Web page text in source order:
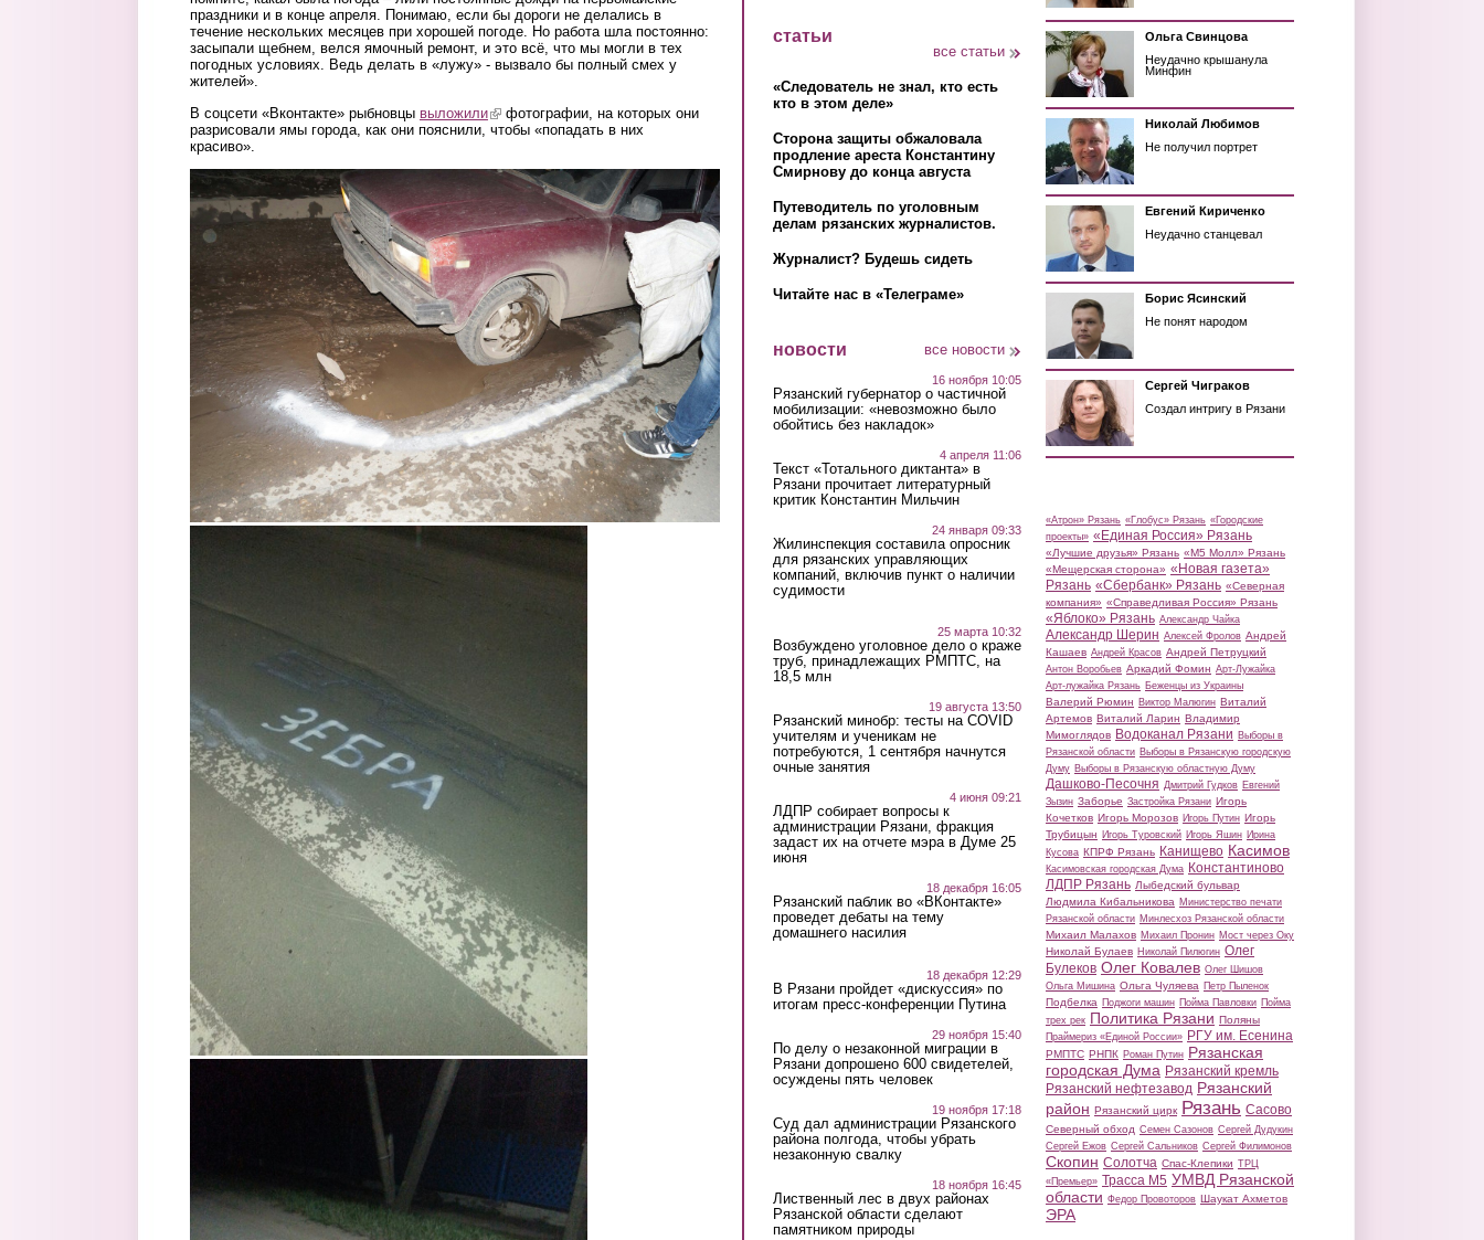
праздники и в конце апреля. Понимаю, если бы дороги не делались в
течение нескольких месяцев при хорошей погоде. Но работа шла постоянно:
засыпали щебнем, велся ямочный ремонт, и это всё, что мы могли в тех
погодных условиях. Ведь делать в «лужу» - вызвало бы полный смех у
жителей».
В соцсети «Вконтакте» рыбновцы выложили(link is external)
фотографии, на которых они
разрисовали ямы города, как они пояснили, чтобы «попадать в них
красиво».
2.jpg
статьи
все статьи
«Следователь не знал, кто есть
кто в этом деле»
Сторона защиты обжаловала
продление ареста Константину
Смирнову до конца августа
Путеводитель по уголовным
делам рязанских журналистов.
Журналист? Будешь сидеть
Читайте нас в «Телеграме»
новости все новости
16 ноября 10:05
Рязанский губернатор о частичной
мобилизации: «невозможно было
обойтись без накладок»
4 апреля 11:06
Текст «Тотального диктанта» в
Рязани прочитает литературный
критик Константин Мильчин
24 января 09:33
Жилинспекция составила опросник
для рязанских управляющих
компаний, включив пункт о наличии
судимости
25 марта 10:32
Возбуждено уголовное дело о краже
труб, принадлежащих РМПТС, на
18,5 млн
19 августа 13:50
Рязанский минобр: тесты на COVID
учителям и ученикам не
потребуются, 1 сентября начнутся
очные занятия
4 июня 09:21
ЛДПР собирает вопросы к
администрации Рязани, фракция
задаст их на отчете мэра в Думе 25
июня
18 декабря 16:05
Рязанский паблик во «ВКонтакте»
проведет дебаты на тему
домашнего насилия
18 декабря 12:29
В Рязани пройдет «дискуссия» по
итогам пресс-конференции Путина
29 ноября 15:40
По делу о незаконной миграции в
Рязани допрошено 600 свидетелей,
осуждены пять человек
19 ноября 17:18
Суд дал администрации Рязанского
района полгода, чтобы убрать
незаконную свалку
18 ноября 16:45
Лиственный лес в двух районах
Рязанской области сделают
памятником природы
Ольга Свинцова
Неудачно крышанула
Минфин
Николай Любимов
Не получил портрет
Евгений Кириченко
Неудачно станцевал
Борис Ясинский
Не понят народом
Сергей Чиграков
Создал интригу в Рязани
«Атрон» Рязань «Глобус» Рязань «Городские
проекты» «Единая Россия» Рязань
«Лучшие друзья» Рязань «М5 Молл» Рязань
«Мещерская сторона» «Новая газета»
Рязань «Сбербанк» Рязань «Северная
компания» «Справедливая Россия» Рязань
«Яблоко» Рязань Александр Чайка
Александр Шерин Алексей Фролов Андрей
Кашаев Андрей Красов Андрей Петруцкий
Антон Воробьев Аркадий Фомин Арт-Лужайка
Арт-лужайка Рязань Беженцы из Украины
Валерий Рюмин Виктор Малюгин Виталий
Артемов Виталий Ларин Владимир
Мимоглядов Водоканал Рязани Выборы в
Рязанской области Выборы в Рязанскую городскую
Думу Выборы в Рязанскую областную Думу
Дашково-Песочня Дмитрий Гудков Евгений
Зызин Заборье Застройка Рязани Игорь
Кочетков Игорь Морозов Игорь Путин Игорь
Трубицын Игорь Туровский Игорь Яшин Ирина
Кусова КПРФ Рязань Канищево Касимов
Касимовская городская Дума Константиново
ЛДПР Рязань Лыбедский бульвар
Людмила Кибальникова Министерство печати
Рязанской области Минлесхоз Рязанской области
Михаил Малахов Михаил Пронин Мост через Оку
Николай Булаев Николай Пилюгин Олег
Булеков Олег Ковалев Олег Шишов
Ольга Мишина Ольга Чуляева Петр Пыленок
Подбелка Поджоги машин Пойма Павловки Пойма
трех рек Политика Рязани Поляны
Праймериз «Единой России» РГУ им. Есенина
РМПТС РНПК Роман Путин Рязанская
городская Дума Рязанский кремль
Рязанский нефтезавод Рязанский
район Рязанский цирк Рязань Сасово
Северный обход Семен Сазонов Сергей Дудукин
Сергей Ежов Сергей Сальников Сергей Филимонов
Скопин Солотча Спас-Клепики ТРЦ
«Премьер» Трасса М5 УМВД Рязанской
области Федор Провоторов Шаукат Ахметов
ЭРА